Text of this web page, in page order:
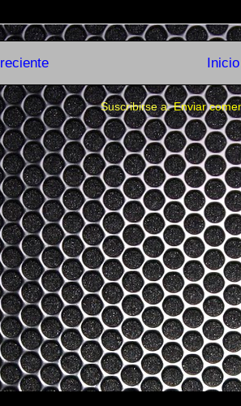
Inicio
Suscribirse a:Enviar